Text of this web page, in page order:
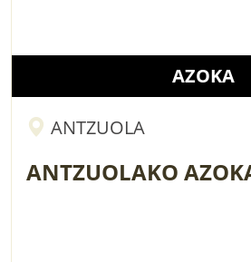
AZOKA
ANTZUOLA
ANTZUOLAKO